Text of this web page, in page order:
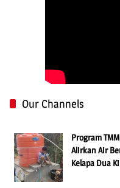
Our Channels
Program
Alirkan Air
Kelapa Dua